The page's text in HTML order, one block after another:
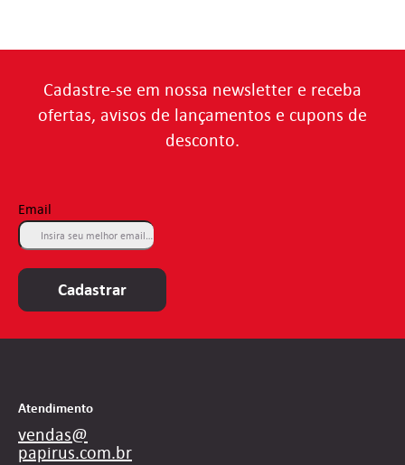
Cadastre-se em nossa newsletter e receba
ofertas, avisos de lançamentos e cupons de
desconto.
Email
Cadastrar
Atendimento
vendas@
papirus.com.br